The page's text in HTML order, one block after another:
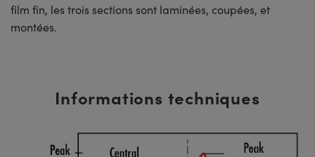
film fin, les trois sections sont laminées, coupées, et
montées.
Informations techniques